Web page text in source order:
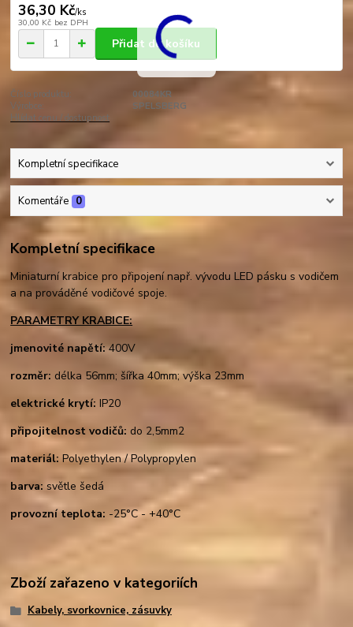
36,30 Kč/ks
30,00 Kč bez DPH
Přidat do košíku
Číslo produktu:
00084KR
Výrobce:
SPELSBERG
Hlídat cenu / dostupnost
Kompletní specifikace
Komentáře 0
Kompletní specifikace
Miniaturní krabice pro připojení např. vývodu LED pásku s vodičem
a na prováděné vodičové spoje.
PARAMETRY KRABICE:
jmenovité napětí:400V
rozměr: délka 56mm; šířka 40mm; výška 23mm
elektrické krytí: IP20
připojitelnost vodičů: do 2,5mm2
materiál: Polyethylen / Polypropylen
barva:světle šedá
provozní teplota: -25°C - +40°C
Zboží zařazeno v kategoriích
Kabely, svorkovnice, zásuvky